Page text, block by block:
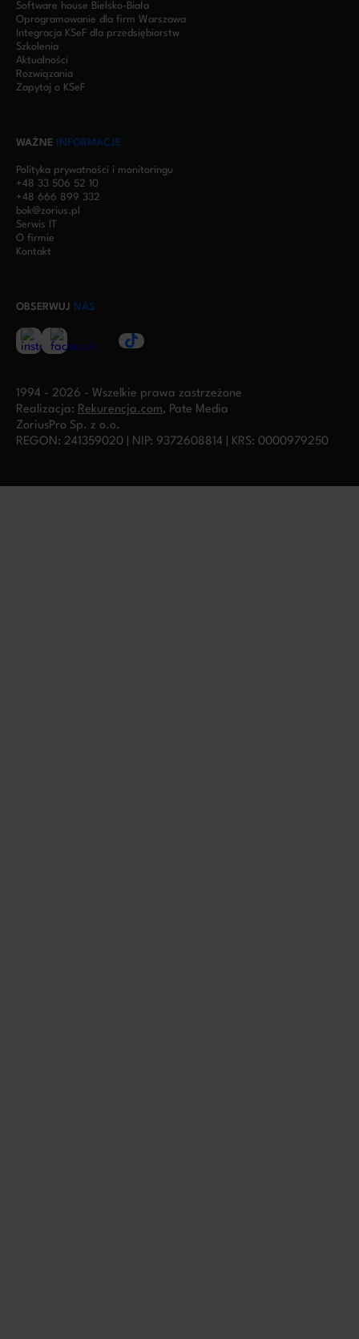
Software house Bielsko-Biała
Oprogramowanie dla firm Warszawa
Integracja KSeF dla przedsiębiorstw
Szkolenia
Aktualności
Rozwiązania
Zapytaj o KSeF
WAŻNE INFORMACJE
Polityka prywatności i monitoringu
+48 33 506 52 10
+48 666 899 332
bok@zorius.pl
Serwis IT
O firmie
Kontakt
OBSERWUJ NAS
1994 - 2026 - Wszelkie prawa zastrzeżone
Realizacja: Rekurencja.com, Pate Media
ZoriusPro Sp. z o.o.
REGON: 241359020 | NIP: 9372608814 | KRS: 0000979250